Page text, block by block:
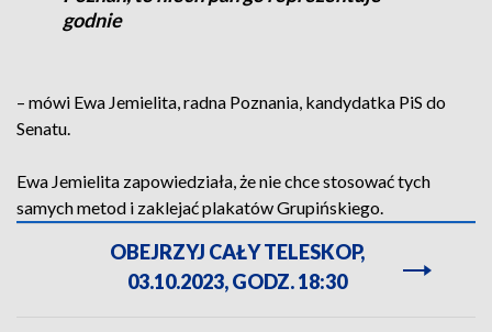
godnie
– mówi Ewa Jemielita, radna Poznania, kandydatka PiS do
Senatu.
Ewa Jemielita zapowiedziała, że nie chce stosować tych
samych metod i zaklejać plakatów Grupińskiego.
OBEJRZYJ CAŁY TELESKOP,
03.10.2023, GODZ. 18:30